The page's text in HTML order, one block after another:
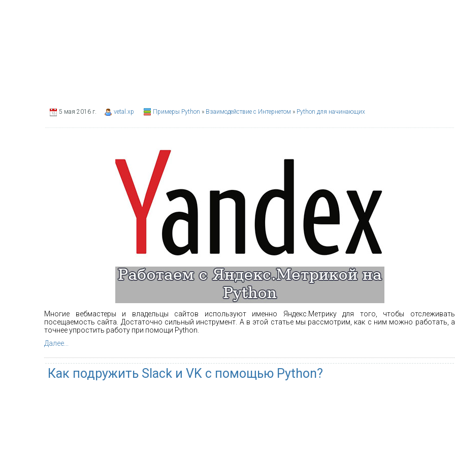
5 мая 2016 г. vetal.xp Примеры Python » Взаимодействие с Интернетом » Python для начинающих
Многие вебмастеры и владельцы сайтов используют именно Яндекс.Метрику для того, чтобы отслеживать
посещаемость сайта. Достаточно сильный инструмент. А в этой статье мы рассмотрим, как с ним можно работать, а
точнее упростить работу при помощи Python.
Далее...
Как подружить Slack и VK с помощью Python?